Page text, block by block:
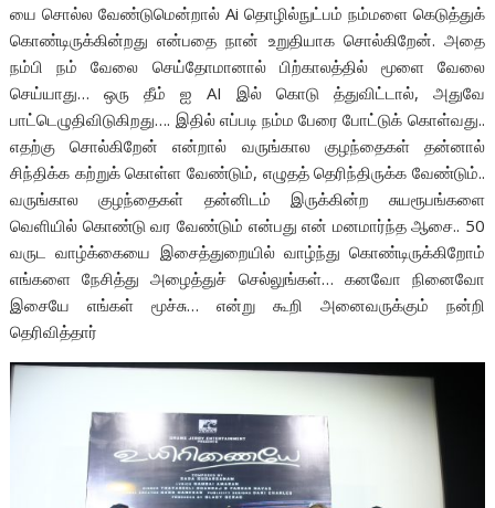
யை சொல்ல வேண்டுமென்றால் Ai தொழில்நுட்பம் நம்மளை கெடுத்துக்
கொண்டிருக்கின்றது என்பதை நான் உறுதியாக சொல்கிறேன். அதை
நம்பி நம் வேலை செய்தோமானால் பிற்காலத்தில் மூளை வேலை
செய்யாது… ஒரு தீம் ஐ AI இல் கொடு த்துவிட்டால், அதுவே
பாட்டெழுதிவிடுகிறது…. இதில் எப்படி நம்ம பேரை போட்டுக் கொள்வது..
எதற்கு சொல்கிறேன் என்றால் வருங்கால குழந்தைகள் தன்னால்
சிந்திக்க கற்றுக் கொள்ள வேண்டும், எழுதத் தெரிந்திருக்க வேண்டும்..
வருங்கால குழந்தைகள் தன்னிடம் இருக்கின்ற சுயரூபங்களை
வெளியில் கொண்டு வர வேண்டும் என்பது என் மனமார்ந்த ஆசை.. 50
வருட வாழ்க்கையை இசைத்துறையில் வாழ்ந்து கொண்டிருக்கிறோம்
எங்களை நேசித்து அழைத்துச் செல்லுங்கள்… கனவோ நினைவோ
இசையே எங்கள் மூச்சு… என்று கூறி அனைவருக்கும் நன்றி
தெரிவித்தார்